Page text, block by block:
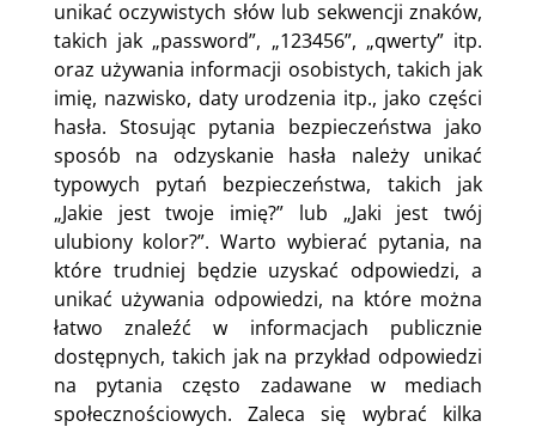
unikać oczywistych słów lub sekwencji znaków,
takich jak „password”, „123456”, „qwerty” itp.
oraz używania informacji osobistych, takich jak
imię, nazwisko, daty urodzenia itp., jako części
hasła. Stosując pytania bezpieczeństwa jako
sposób na odzyskanie hasła należy unikać
typowych pytań bezpieczeństwa, takich jak
„Jakie jest twoje imię?” lub „Jaki jest twój
ulubiony kolor?”. Warto wybierać pytania, na
które trudniej będzie uzyskać odpowiedzi, a
unikać używania odpowiedzi, na które można
łatwo znaleźć w informacjach publicznie
dostępnych, takich jak na przykład odpowiedzi
na pytania często zadawane w mediach
społecznościowych. Zaleca się wybrać kilka